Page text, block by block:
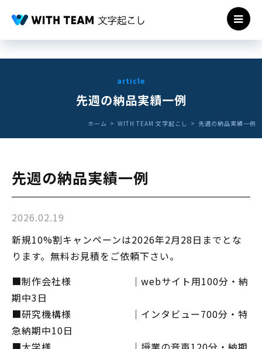
article
先週の納品実績一例
ホーム WITH TEAM 文字起こし 先週の納品実績一例
先週の納品実績一例
2026.02.19
新規10%割キャンペーンは2026年2月28日までとな
ります。無料お見積をご依頼下さい。
■制作会社様 ｜webサイト用100分・納
期中3日
■研究機構様 ｜インタビュー700分・特
急納期中10日